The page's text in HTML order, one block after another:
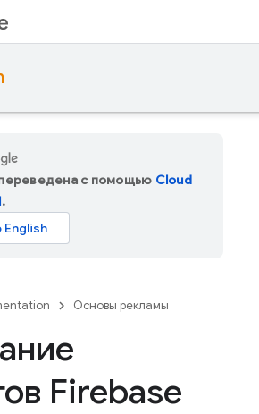
с помощью Cloud
.
Основы рекламы
Firebase